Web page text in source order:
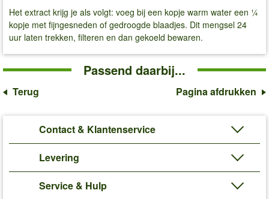
Het extract krijg je als volgt: voeg bij een kopje warm water een ¼
kopje met fijngesneden of gedroogde blaadjes. Dit mengsel 24
uur laten trekken, filteren en dan gekoeld bewaren.
Passend daarbij...
Terug Pagina afdrukken
Contact & Klantenservice
Levering
Service & Hulp